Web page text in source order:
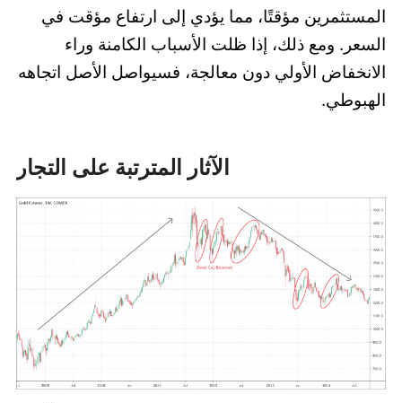
المستثمرين مؤقتًا، مما يؤدي إلى ارتفاع مؤقت في
السعر. ومع ذلك، إذا ظلت الأسباب الكامنة وراء
الانخفاض الأولي دون معالجة، فسيواصل الأصل اتجاهه
الهبوطي.
الآثار المترتبة على التجار